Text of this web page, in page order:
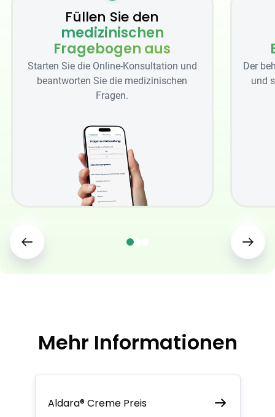
Füllen Sie den
medizinischen
Fragebogen aus
Starten Sie die Online-Konsultation und
beantworten Sie die medizinischen
Fragen.
Der
und
Mehr Informationen
Aldara® Creme Preis